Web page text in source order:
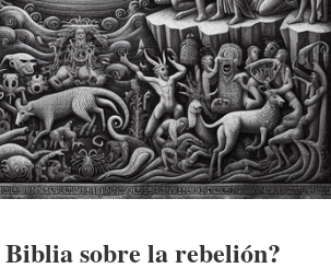
Bibliasobre la rebelión?